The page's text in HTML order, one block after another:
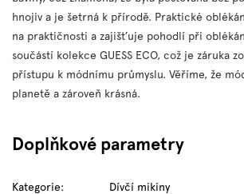
hnojiv a je šetrná k přírodě. Praktické
na praktičnosti a zajišťuje pohodlí při
součástí kolekce GUESS ECO, což je záruka
přístupu k módnímu průmyslu. Věříme, že
planetě a zároveň krásná.
Doplňkové parametry
Kategorie:
Dívčí mikiny